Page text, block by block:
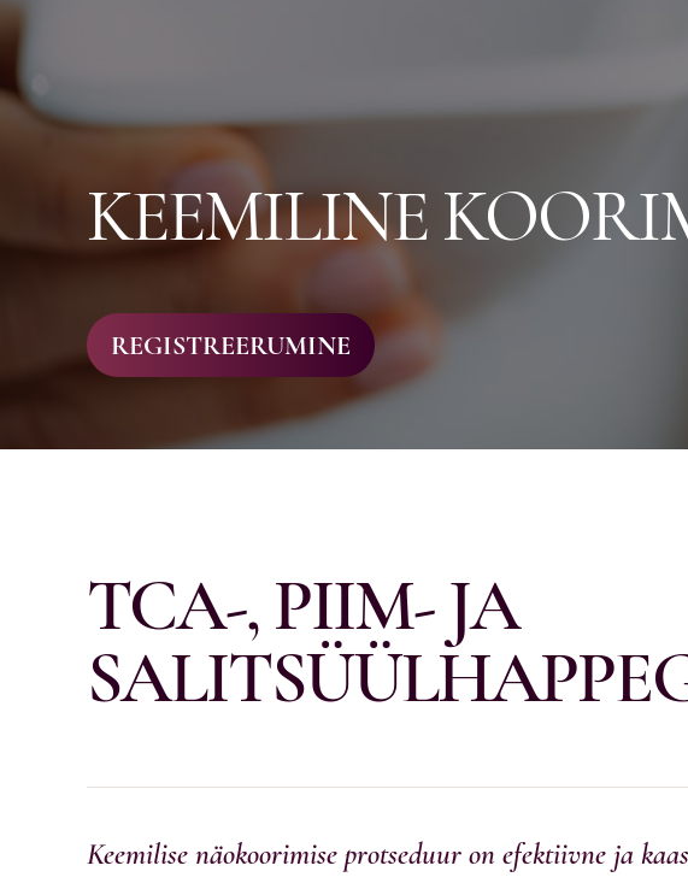
KEEMILINE
REGISTREERUMINE
TCA-, PIIM- JA
Keemilise näokoorimise protseduur on efektiivne ja